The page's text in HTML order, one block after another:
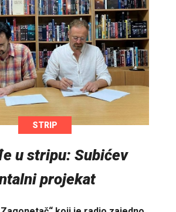
STRIP
u stripu: Subićev
projekat